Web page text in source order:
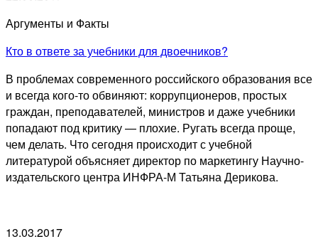
Аргументы и Факты
Кто в ответе за учебники для двоечников?
В проблемах современного российского образования все
и всегда кого-то обвиняют: коррупционеров, простых
граждан, преподавателей, министров и даже учебники
попадают под критику — плохие. Ругать всегда проще,
чем делать. Что сегодня происходит с учебной
литературой объясняет директор по маркетингу Научно-
издательского центра ИНФРА-М Татьяна Дерикова.
13.03.2017